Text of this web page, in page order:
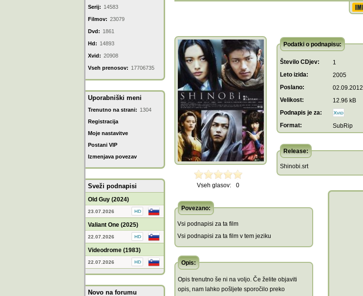
Serij: 14583
Filmov: 23079
Dvd: 1861
Hd: 14893
Xvid: 20908
Vseh prenosov: 17706735
Uporabniški meni
Trenutno na strani: 1304
Registracija
Moje nastavitve
Postani VIP
Izmenjava povezav
Sveži podnapisi
Old Guy (2024)
23.07.2026
Valiant One (2025)
22.07.2026
Videodrome (1983)
22.07.2026
Novo na forumu
Vseh glasov: 0
Podatki o podnapisu:
Število CDjev: 1
Leto izida:
2005
Poslano:
02.09.2012
Velikost:
12.96 kB
Podnapis je za:
Format:
SubRip
Release:
Shinobi.srt
Povezano:
Vsi podnapisi za ta film
Vsi podnapisi za ta film v tem jeziku
Opis:
Opis trenutno še ni na voljo. Če želite objaviti
opis, nam lahko pošljete sporočilo preko